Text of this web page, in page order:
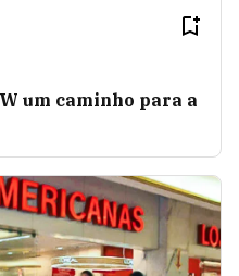
um caminho para a